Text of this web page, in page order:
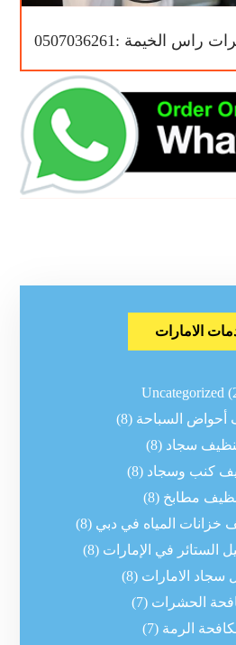
الخيمة :0507036261
الامارات
Uncategorized
أحواض السباحة (8)
سجاد (8)
كنب وسجاد (8)
مطابخ (8)
خزانات المياه في دبي (8)
الستائر في الإمارات (8)
سجاد الامارات (8)
الحشرات (7)
الرمة (7)